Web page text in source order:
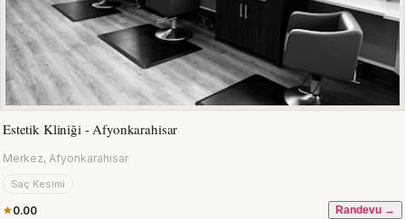
Estetik Kliniği - Afyonkarahisar
Merkez, Afyonkarahisar
Saç Kesimi
0.00 Randevu →